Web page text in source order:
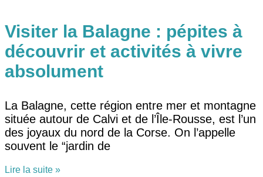
Visiter la Balagne : pépites à
découvrir et activités à vivre
absolument
La Balagne, cette région entre mer et montagne
située autour de Calvi et de l’Île-Rousse, est l’un
des joyaux du nord de la Corse. On l’appelle
souvent le “jardin de
Lire la suite »